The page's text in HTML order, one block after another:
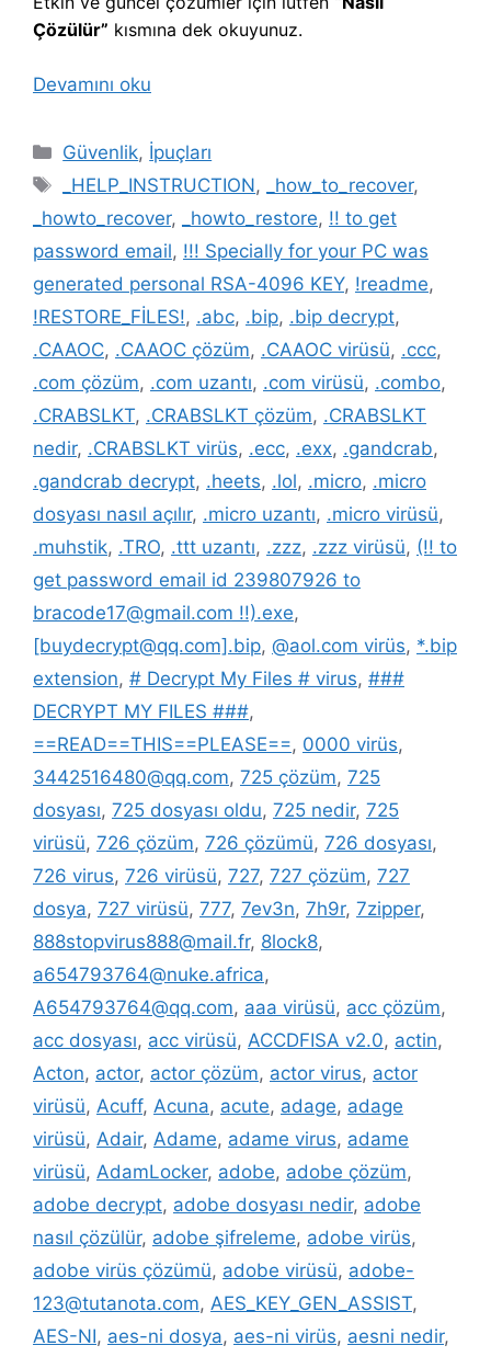
Çözülür” kısmına dek okuyunuz.
Devamını oku
Kategoriler
Güvenlik, İpuçları
Etiketler
_HELP_INSTRUCTION, _how_to_recover,
_howto_recover, _howto_restore, !! to get
password email, !!! Specially for your PC was
generated personal RSA-4096 KEY, !readme,
!RESTORE_FİLES!, .abc, .bip, .bip decrypt,
.CAAOC, .CAAOC çözüm, .CAAOC virüsü, .ccc,
.com çözüm, .com uzantı, .com virüsü, .combo,
.CRABSLKT, .CRABSLKT çözüm, .CRABSLKT
nedir, .CRABSLKT virüs, .ecc, .exx, .gandcrab,
.gandcrab decrypt, .heets, .lol, .micro, .micro
dosyası nasıl açılır, .micro uzantı, .micro virüsü,
.muhstik, .TRO, .ttt uzantı, .zzz, .zzz virüsü, (!! to
get password email id 239807926 to
bracode17@gmail.com !!).exe,
[buydecrypt@qq.com].bip, @aol.com virüs, *.bip
extension, # Decrypt My Files # virus, ###
DECRYPT MY FILES ###,
==READ==THIS==PLEASE==, 0000 virüs,
3442516480@qq.com, 725 çözüm, 725
dosyası, 725 dosyası oldu, 725 nedir, 725
virüsü, 726 çözüm, 726 çözümü, 726 dosyası,
726 virus, 726 virüsü, 727, 727 çözüm, 727
dosya, 727 virüsü, 777, 7ev3n, 7h9r, 7zipper,
888stopvirus888@mail.fr, 8lock8,
a654793764@nuke.africa,
A654793764@qq.com, aaa virüsü, acc çözüm,
acc dosyası, acc virüsü, ACCDFISA v2.0, actin,
Acton, actor, actor çözüm, actor virus, actor
virüsü, Acuff, Acuna, acute, adage, adage
virüsü, Adair, Adame, adame virus, adame
virüsü, AdamLocker, adobe, adobe çözüm,
adobe decrypt, adobe dosyası nedir, adobe
nasıl çözülür, adobe şifreleme, adobe virüs,
adobe virüs çözümü, adobe virüsü, adobe-
123@tutanota.com, AES_KEY_GEN_ASSIST,
AES-NI, aes-ni dosya, aes-ni virüs, aesni nedir,